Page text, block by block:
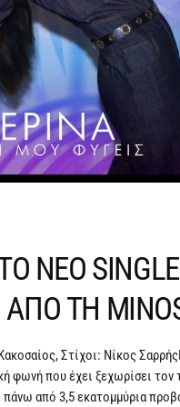
ΝΕΟ
ΤΗ
Στίχοι: Νίκος
φωνή που έχει ξεχωρίσει τον
πάνω από 3,5 εκατομμύρια